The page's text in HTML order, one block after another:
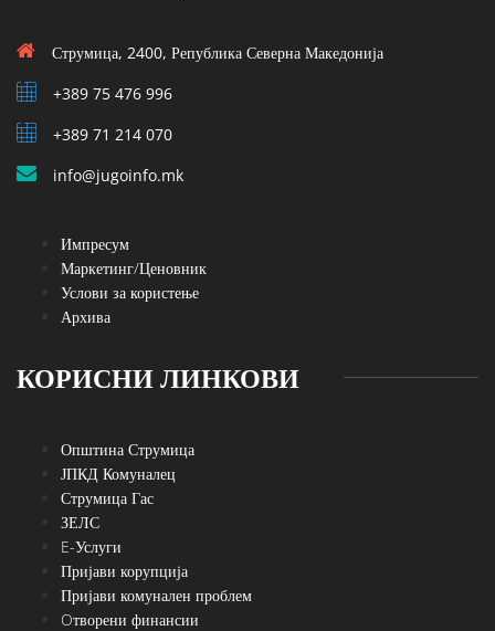
Струмица, 2400, Република Северна Македонија
+389 75 476 996
+389 71 214 070
info@jugoinfo.mk
Импресум
Маркетинг/Ценовник
Услови за користење
Архива
КОРИСНИ ЛИНКОВИ
Општина Струмица
ЈПКД Комуналец
Струмица Гас
ЗЕЛС
E-Услуги
Пријави корупција
Пријави комунален проблем
Oтворени финансии